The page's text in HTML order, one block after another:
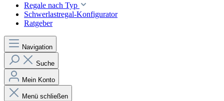
Regale nach Typ
Schwerlastregal-Konfigurator
Ratgeber
Navigation
Suche
Mein Konto
Menü schließen